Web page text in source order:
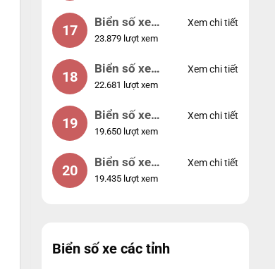
17
Biển số xe
44953
23.879 lượt xem
Xem chi tiết
18
Biển số xe
74953
22.681 lượt xem
Xem chi tiết
19
Biển số xe
99998
19.650 lượt xem
Xem chi tiết
20
Biển số xe
25525
19.435 lượt xem
Xem chi tiết
Biển số xe các tỉnh